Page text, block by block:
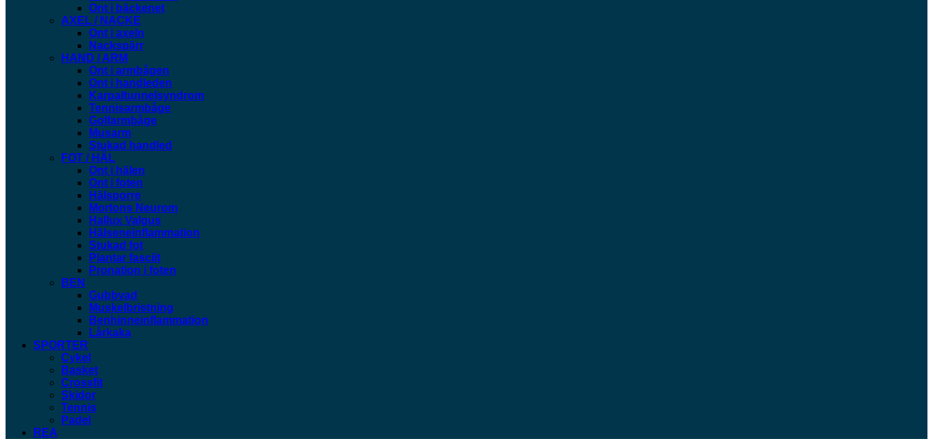
Ont i bäckenet
AXEL / NACKE
Ont i axeln
Nackspärr
HAND / ARM
Ont i armbågen
Ont i handleden
Karpaltunnelsyndrom
Tennisarmbåge
Golfarmbåge
Musarm
Stukad handled
FOT / HÄL
Ont i hälen
Ont i foten
Hälsporre
Mortons Neurom
Hallux Valgus
Hälseneinflammation
Stukad fot
Plantar fasciit
Pronation i foten
BEN
Gubbvad
Muskelbristning
Benhinneinflammation
Lårkaka
SPORTER
Cykel
Basket
Crossfit
Skidor
Tennis
Padel
REA